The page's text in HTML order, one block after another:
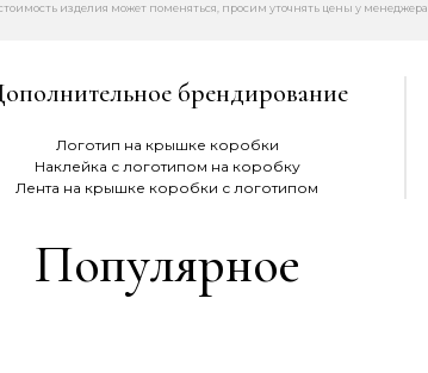
изделия может поменяться, просим уточнять цены у менеджера
брендирование
Логотип на крышке коробки
Наклейка с логотипом на коробку
Лента на крышке коробки с логотипом
Популярное